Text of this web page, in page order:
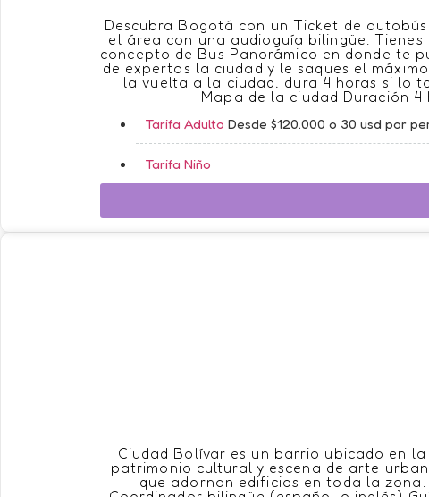
Descubra Bogotá con un Ticket de
el área con una audioguía bilingüe.
concepto de Bus Panorámico en ​donde te
de expertos la ciudad y le saques el
​la vuelta a la ciudad, dura 4 horas si lo
Mapa de la ciudad Duración
Tarifa Adulto Desde $120.000 o 30 usd por
Tarifa Niño
Ciudad Bolívar es un barrio ubicado en
patrimonio cultural y escena de arte
que adornan edificios en toda la